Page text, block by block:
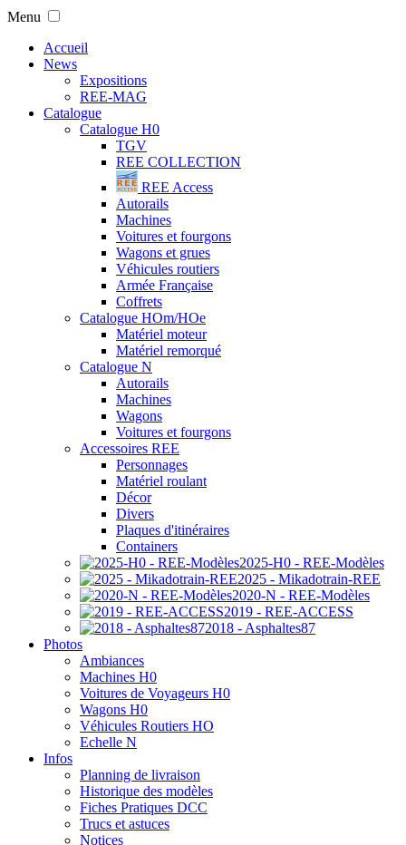
Menu
Accueil
News
Expositions
REE-MAG
Catalogue
Catalogue H0
TGV
REE COLLECTION
REE Access
Autorails
Machines
Voitures et fourgons
Wagons et grues
Véhicules routiers
Armée Française
Coffrets
Catalogue HOm/HOe
Matériel moteur
Matériel remorqué
Catalogue N
Autorails
Machines
Wagons
Voitures et fourgons
Accessoires REE
Personnages
Matériel roulant
Décor
Divers
Plaques d'itinéraires
Containers
2025-H0 - REE-Modèles
2025 - Mikadotrain-REE
2020-N - REE-Modèles
2019 - REE-ACCESS
2018 - Asphaltes87
Photos
Ambiances
Machines H0
Voitures de Voyageurs H0
Wagons H0
Véhicules Routiers HO
Echelle N
Infos
Planning de livraison
Historique des modèles
Fiches Pratiques DCC
Trucs et astuces
Notices